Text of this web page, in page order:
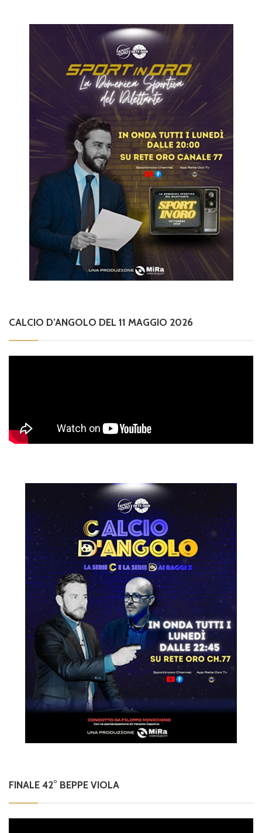
CALCIO D’ANGOLO DEL 11 MAGGIO 2026
FINALE 42° BEPPE VIOLA